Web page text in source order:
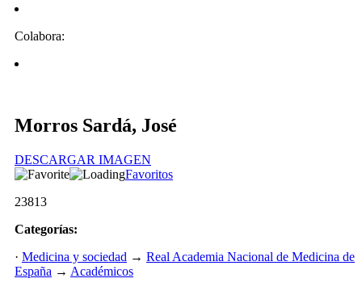
Colabora:
Morros Sardá, José
DESCARGAR IMAGEN
Favoritos
23813
Categorías:
· Medicina y sociedad → Real Academia Nacional de Medicina de
España → Académicos